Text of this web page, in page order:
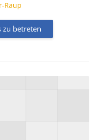
Raup
zu betreten